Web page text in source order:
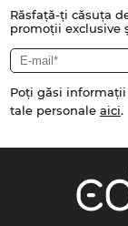
Răsfață-ți căsuța
promoții exclusive
Poți găsi
tale personale aici.